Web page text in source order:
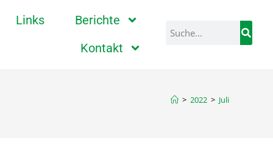
Links
Berichte
Kontakt
> 2022 > Juli